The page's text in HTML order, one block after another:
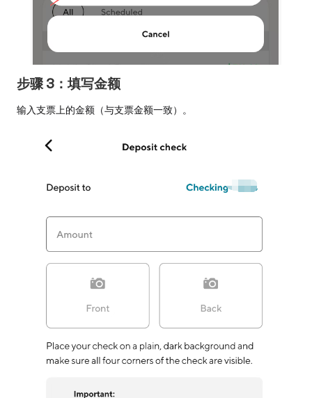
步骤 3：填写金额
输入支票上的金额（与支票金额一致）。